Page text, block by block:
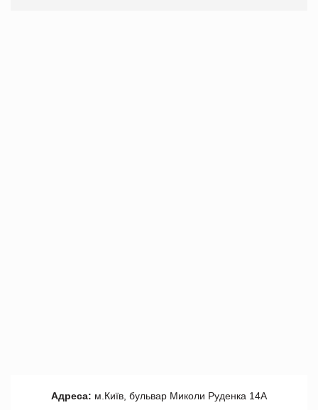
Адреса: м.Київ, бульвар Миколи Руденка 14А